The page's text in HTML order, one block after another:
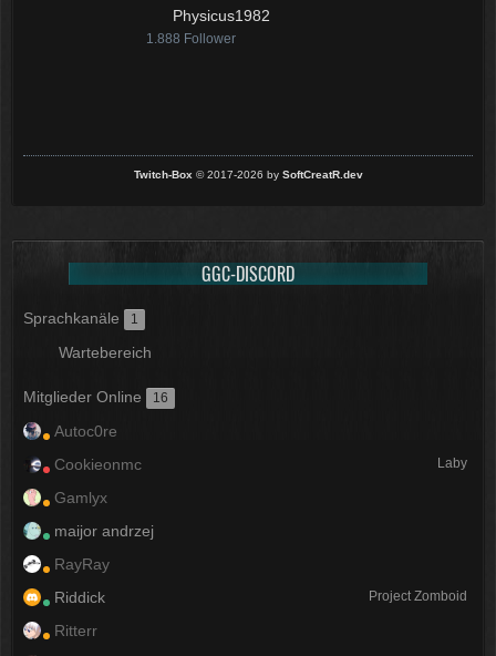
Physicus1982
1.888 Follower
Twitch-Box© 2017-2026 by SoftCreatR.dev
GGC-DISCORD
Sprachkanäle 1
Wartebereich
Mitglieder Online 16
Autoc0re
Cookieonmc
Laby
Gamlyx
maijor andrzej
RayRay
Riddick
Project Zomboid
Ritterr